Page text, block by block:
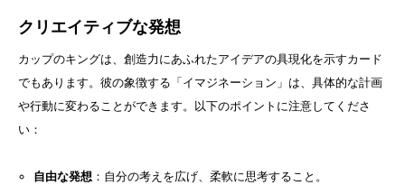
クリエイティブな発想
カップのキングは、創造力にあふれたアイデアの具現化を示すカード
でもあります。彼の象徴する「イマジネーション」は、具体的な計画
や行動に変わることができます。以下のポイントに注意してくださ
い：
自由な発想：自分の考えを広げ、柔軟に思考すること。